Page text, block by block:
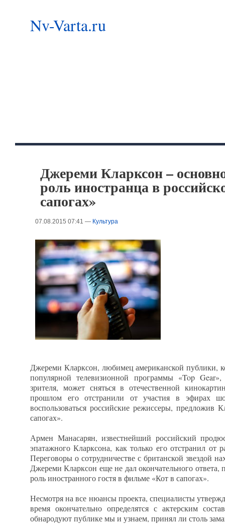
Nv-Varta.ru
Джереми Кларксон –
роль иностранца в
сапогах»
07.08.2015 07:41 — Культура
Джереми Кларксон, любимец американской публики,
популярной телевизионной программы «Top
зрителя, может сняться в отечественной
прошлом его отстранили от участия в эфирах
воспользоваться российские режиссеры, предложив
сапогах».
Армен Манасарян, известнейший российский
эпатажного Кларксона, как только его отстранил от
Переговоры о сотрудничестве с британской звездой
Джереми Кларксон еще не дал окончательного ответа,
роль иностранного гостя в фильме «Кот в сапогах».
Несмотря на все нюансы проекта, специалисты
время окончательно определятся с актерским
обнародуют публике мы и узнаем, принял ли столь